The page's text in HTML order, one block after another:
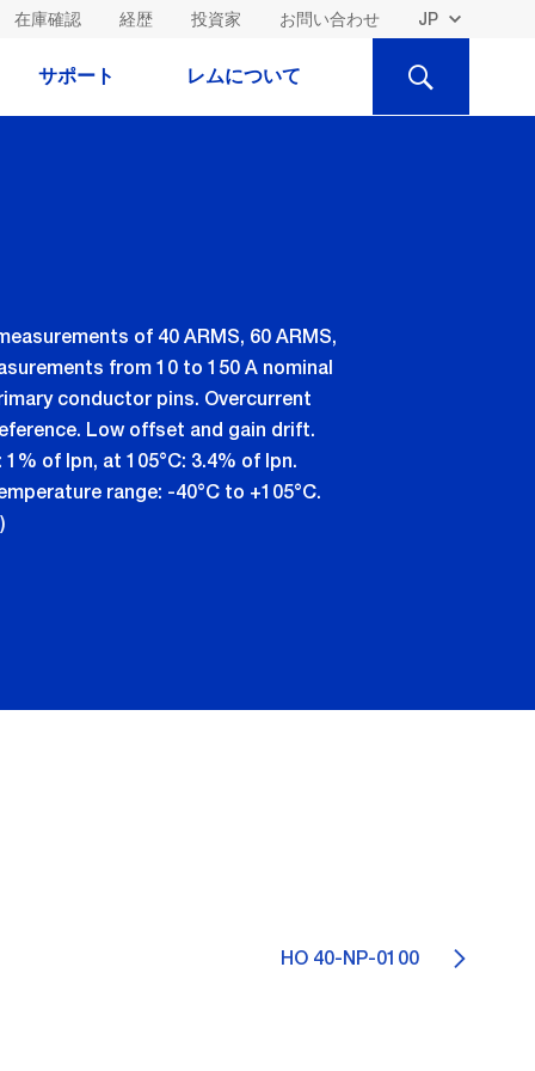
在庫確認 経歴 投資家 お問い合わせ
サポート レムについて
検
of 40 ARMS, 60 ARMS,
from 10 to 150 A nominal
conductor pins. Overcurrent
Low offset and gain drift.
of Ipn, at 105°C: 3.4% of Ipn.
range: -40°C to +105°C.
HO 40-NP-0100